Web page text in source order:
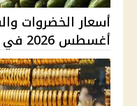
أغسطس 2026 في سوق العبور.. ال...